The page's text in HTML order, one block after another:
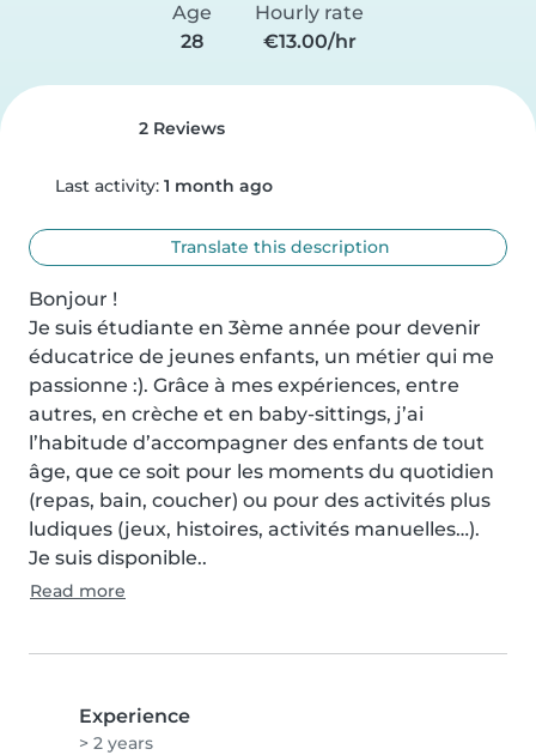
Age
28
Hourly rate
€13.00/hr
2 Reviews
Last activity: 1 month ago
Translate this description
Bonjour !
Je suis étudiante en 3ème année pour devenir
éducatrice de jeunes enfants, un métier qui me
passionne :). Grâce à mes expériences, entre
autres, en crèche et en baby-sittings, j’ai
l’habitude d’accompagner des enfants de tout
âge, que ce soit pour les moments du quotidien
(repas, bain, coucher) ou pour des activités plus
ludiques (jeux, histoires, activités manuelles…).
Je suis disponible..
Read more
Experience
> 2 years